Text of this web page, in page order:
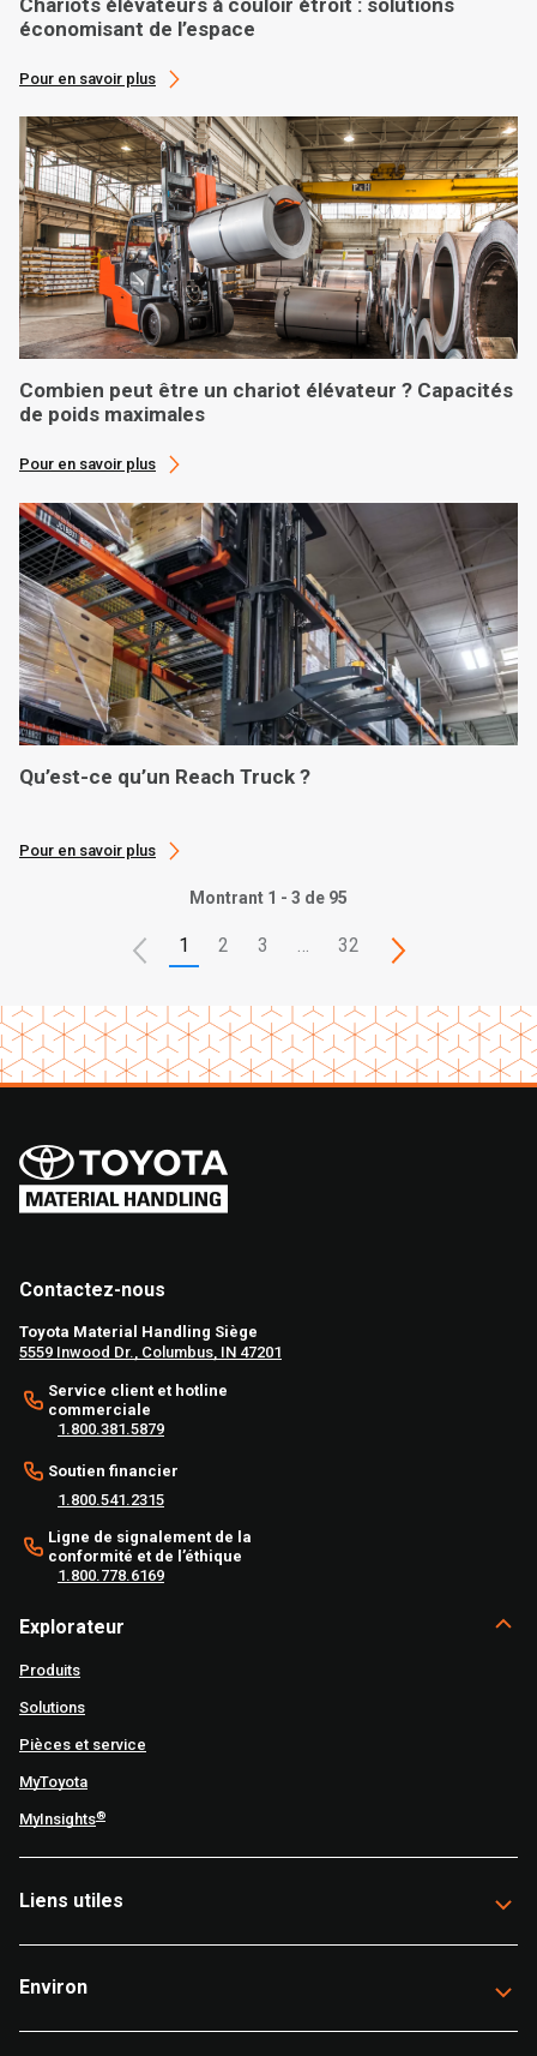
économisant de l’espace
Pour en savoir plus
Combien peut être un chariot élévateur ? Capacités
de poids maximales
Pour en savoir plus
Qu’est-ce qu’un Reach Truck ?
Pour en savoir plus
Montrant 1 - 3 de 95
1 2 3 … 32
Contactez-nous
Toyota Material Handling Siège
5559 Inwood Dr., Columbus, IN 47201
Service client et hotline
commerciale
1.800.381.5879
Soutien financier
1.800.541.2315
Ligne de signalement de la
conformité et de l’éthique
1.800.778.6169
Explorateur
Produits
Solutions
Pièces et service
MyToyota
MyInsights®
Liens utiles
Environ